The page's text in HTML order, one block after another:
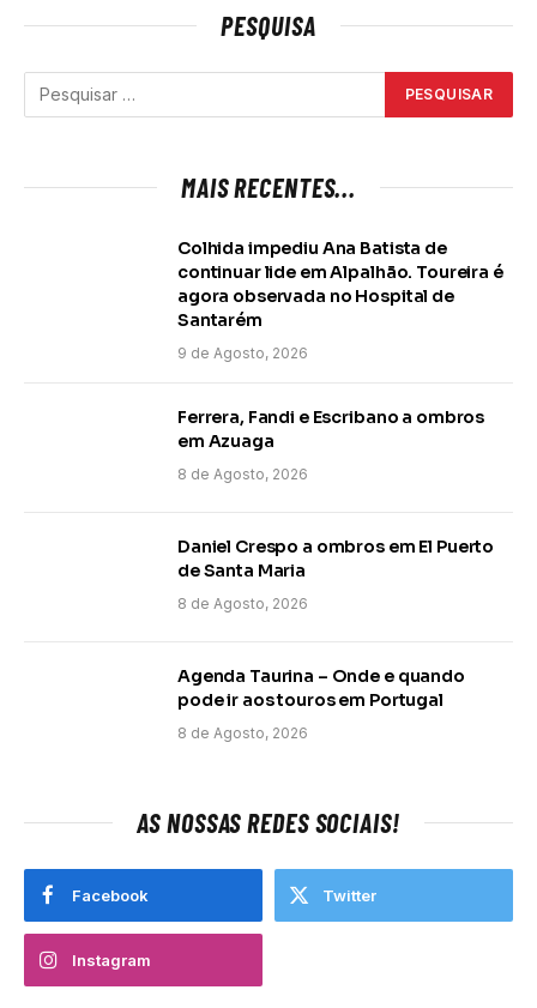
PESQUISA
MAIS RECENTES...
Colhida impediu Ana Batista de
continuar lide em Alpalhão. Toureira é
agora observada no Hospital de
Santarém
9 de Agosto, 2026
Ferrera, Fandi e Escribano a ombros
em Azuaga
8 de Agosto, 2026
Daniel Crespo a ombros em El Puerto
de Santa Maria
8 de Agosto, 2026
Agenda Taurina – Onde e quando
pode ir aos touros em Portugal
8 de Agosto, 2026
AS NOSSAS REDES SOCIAIS!
Facebook Twitter
Instagram